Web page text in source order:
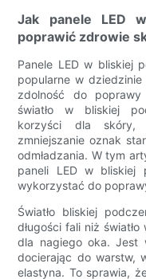
Jak panele LED
poprawić zdrowie
Panele LED w bliskiej
popularne w
zdolność do
światło w bliskiej
korzyści dla
zmniejszanie oznak
odmładzania. W tym
paneli LED w bliskiej
wykorzystać do
Światło bliskiej
długości fali niż
dla nagiego oka. Jest
docierając do warstw,
elastyna. To sprawia,